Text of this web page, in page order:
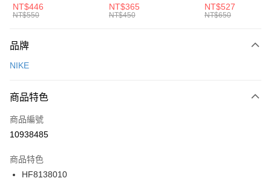
元大商業銀行
台灣樂天信用卡公司
AFTEE先享後付
【關於「AFTEE先享後付」】
便利好安心！
３．安心：先確認商品／服務後，再付款。
【「AFTEE先享後付」結帳流程】
１．於結帳方式選擇「AFTEE先享後付」後，將跳轉至「AFTEE先享後付」
２．訂單成立數日內，您將收到繳費通知簡訊。
３．收到繳費通知簡訊後14天內，點擊此簡訊中的連結，可透過四大超商／
ATM／網路銀行／等多元方式進行付款，方視為交易完成。
運送方式
每筆NT$100，滿NT$1,500(含以上)免運費
宅配
每筆NT$100，滿NT$1,500(含以上)免運費
中統襪 FZ3393100
NT$446
NT$550
EMBRDY 男女 短統襪
FZ3073133
NT$365
NT$450
BA5871010
NT$527
NT$650
品牌
NIKE
商品特色
商品編號
10938485
商品特色
HF8138010